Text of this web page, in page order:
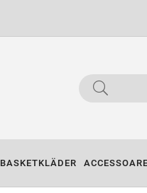
BASKETKLÄDER